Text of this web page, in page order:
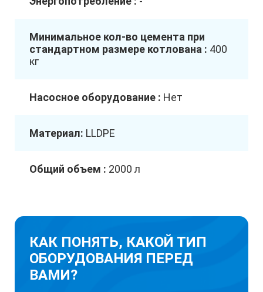
Минимальное кол-во цемента при
стандартном размере котлована : 400
кг
Насосное оборудование : Нет
Материал: LLDPE
Общий объем : 2000 л
КАК ПОНЯТЬ, КАКОЙ ТИП
ОБОРУДОВАНИЯ ПЕРЕД
ВАМИ?